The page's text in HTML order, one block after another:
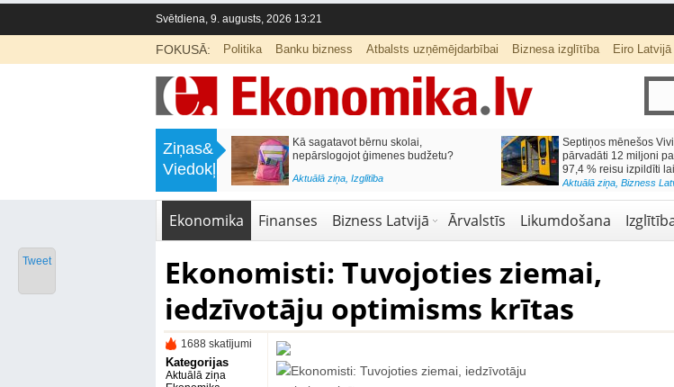
Svētdiena, 9. augusts, 2026 13:21
FOKUSĀ: Politika Banku bizness Atbalsts uzņēmējdarbībai Biznesa izglītība Eiro Latvijā
Ziņas&
Viedokļi
Labklājības ministrija rosina reformēt
un būtiski uzlabot vecāku pabalstu
Kā sagatavot bērnu skolai,
nepārslogojot ģimenes budžetu?
Aktuālā ziņa, Izglītība
Septiņos mēnešos
pārvadāti 12 miljoni
97,4 % reisu izpildīti
Aktuālā ziņa, Bizness
Ekonomika Finanses Bizness Latvijā Ārvalstīs Likumdošana
Ekonomisti: Tuvojoties ziemai,
iedzīvotāju optimisms krītas
1688 skatījumi
Kategorijas
Aktuālā ziņa
Tweet